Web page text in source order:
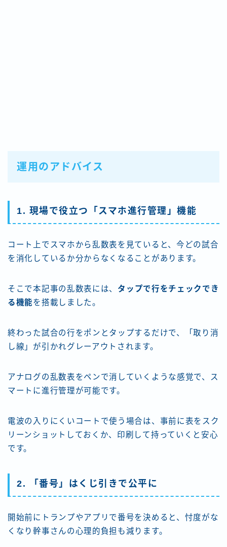
運用のアドバイス
1. 現場で役立つ「スマホ進行管理」機能
コート上でスマホから乱数表を見ていると、今どの試合
を消化しているか分からなくなることがあります。
そこで本記事の乱数表には、 タップで行をチェックでき
る機能を搭載しました。
終わった試合の行をポンとタップするだけで、「取り消
し線」が引かれグレーアウトされます。
アナログの乱数表をペンで消していくような感覚で、ス
マートに進行管理が可能です。
電波の入りにくいコートで使う場合は、事前に表をスク
リーンショットしておくか、印刷して持っていくと安心
です。
2. 「番号」はくじ引きで公平に
開始前にトランプやアプリで番号を決めると、忖度がな
くなり幹事さんの心理的負担も減ります。